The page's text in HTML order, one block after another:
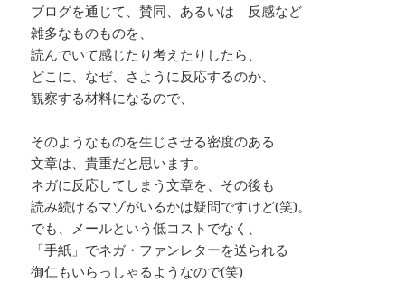
ブログを通じて、賛同、あるいは 反感など
雑多なものものを、
読んでいて感じたり考えたりしたら、
どこに、なぜ、さように反応するのか、
観察する材料になるので、
そのようなものを生じさせる密度のある
文章は、貴重だと思います。
ネガに反応してしまう文章を、その後も
読み続けるマゾがいるかは疑問ですけど(笑)。
でも、メールという低コストでなく、
「手紙」でネガ・ファンレターを送られる
御仁もいらっしゃるようなので(笑)